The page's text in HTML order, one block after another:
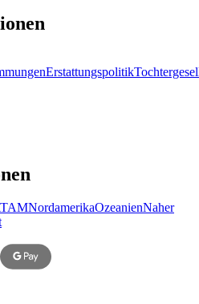
Erstattungspolitik
NordamerikaOzeanienNaher